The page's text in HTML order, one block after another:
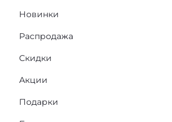
Новинки
Распродажа
Скидки
Акции
Подарки